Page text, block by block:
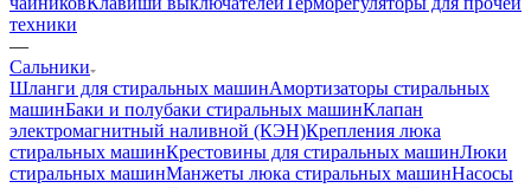
техники
—
Сальники
Шланги для стиральных машинАмортизаторы стиральных
машинБаки и полубаки стиральных машинКлапан
электромагнитный наливной (КЭН)Крепления люка
стиральных машинКрестовины для стиральных машинЛюки
стиральных машинМанжеты люка стиральных машинНасосы